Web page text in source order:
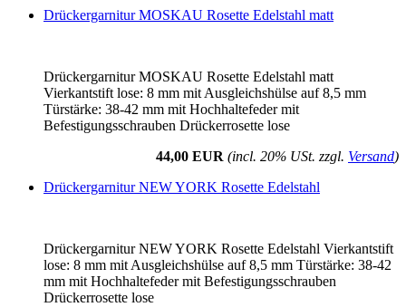
Drückergarnitur MOSKAU Rosette Edelstahl matt
Drückergarnitur MOSKAU Rosette Edelstahl matt
Vierkantstift lose: 8 mm mit Ausgleichshülse auf 8,5 mm
Türstärke: 38-42 mm mit Hochhaltefeder mit
Befestigungsschrauben Drückerrosette lose
44,00 EUR (incl. 20% USt. zzgl. Versand)
Drückergarnitur NEW YORK Rosette Edelstahl
Drückergarnitur NEW YORK Rosette Edelstahl Vierkantstift
lose: 8 mm mit Ausgleichshülse auf 8,5 mm Türstärke: 38-42
mm mit Hochhaltefeder mit Befestigungsschrauben
Drückerrosette lose